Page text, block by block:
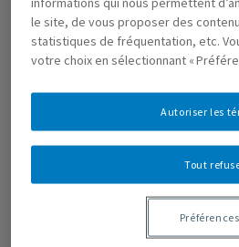
le site, de vous proposer des
statistiques de fréquentation, etc.
votre choix en sélectionnant «
Tout
Autoriser les
Préférences